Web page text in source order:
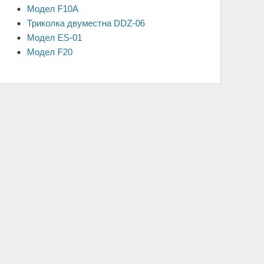
Модел F10A
Триколка двуместна DDZ-06
Модел ES-01
Модел F20